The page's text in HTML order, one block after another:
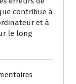
contribue à
et à
le long